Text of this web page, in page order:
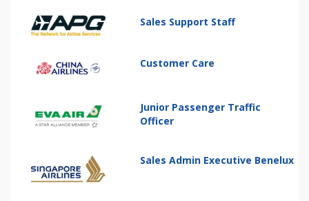
Sales Support Staff
Customer Care
Junior Passenger Traffic
Officer
Sales Admin Executive Benelux